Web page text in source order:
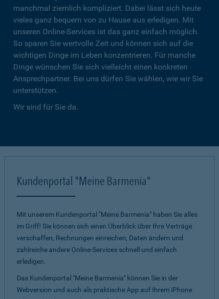
manchmal ziemlich kompliziert. Dabei lässt sich heute
vieles ganz bequem von zu Hause aus erledigen. Mit
unseren Online-Services ist das ganz einfach möglich.
So sparen Sie wertvolle Zeit und können sich auf die
wichtigen Dinge im Leben konzentrieren. Für manche
Dinge wünschen Sie sich vielleicht einen konkreten
Ansprechpartner. Bei uns dürfen Sie wählen, wie wir Sie
unterstützen.
Wir sind für Sie da.
Kundenportal "Meine Barmenia"
Mit unserem Kundenportal "Meine Barmenia" haben Sie alles
im Griff! Sie können sich einen Überblick über Ihre Verträge
verschaffen, Rechnungen einreichen, Daten ändern und
zahlreiche andere Online-Services schnell und einfach
erledigen.
Das Kundenportal "Meine Barmenia" können Sie in der
Webversion und auch als praktische App auf Ihrem iPhone